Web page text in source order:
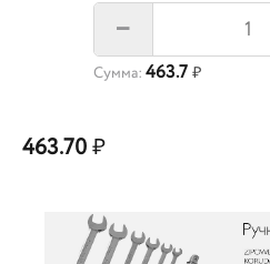
–
Сумма: 463.7 ₽
463.70₽